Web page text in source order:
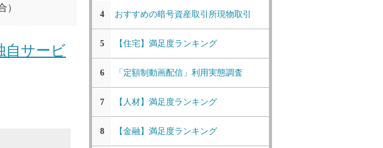
）
自サービ
4 おすすめの暗号資産取引所現物取引
5 【住宅】満足度ランキング
6 「定額制動画配信」利用実態調査
7 【人材】満足度ランキング
8 【金融】満足度ランキング